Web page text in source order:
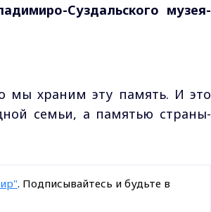
Суздальского музея-
мы храним эту память. И это
семьи, а памятью страны-
. Подписывайтесь и будьте в